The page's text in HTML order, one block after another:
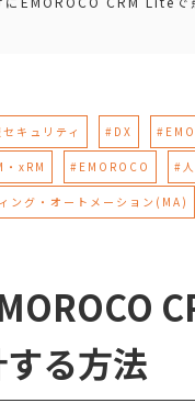
キュリティ #DX
・xRM #EMOROCO #
ング・オートメーション(MA)
る方法